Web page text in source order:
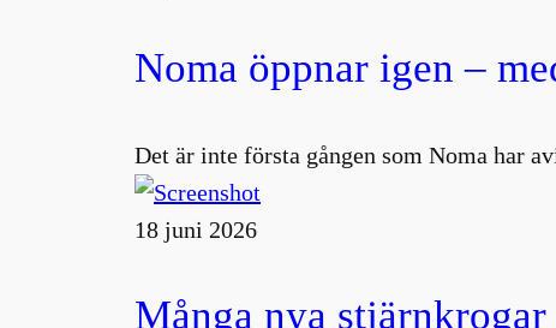
Noma öppnar igen –
Det är inte första gången som Noma har
18 juni 2026
Många nya